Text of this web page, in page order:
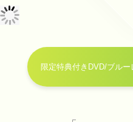
限定特典付きDVD/ブル